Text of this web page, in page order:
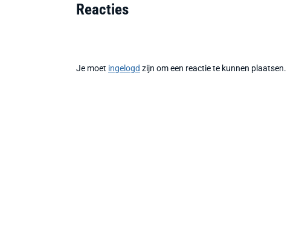
Reacties
Je moet ingelogd zijn om een reactie te kunnen plaatsen.